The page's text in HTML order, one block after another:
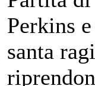
Perkins
santa